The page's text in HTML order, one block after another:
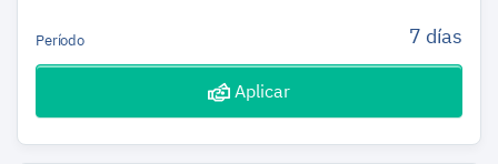
Período 7 días
Aplicar